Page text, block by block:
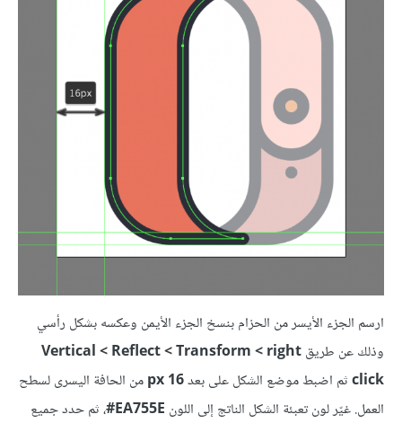
ارسم الجزء الأيسر من الحزام بنسخ الجزء الأيمن وعكسه بشكل رأسي
وذلك عن طريقVertical < Reflect < Transform < right
clickثم اضبط موضع الشكل على بعد16 px
من الحافة اليسرى لسطح
العمل. غيّر لون تعبئة الشكل الناتج إلى اللون EA755E‏# ، ثم حدد جميع